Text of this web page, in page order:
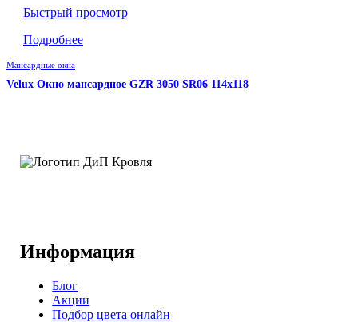
Быстрый просмотр
Подробнее
Мансардные окна
Velux Окно мансардное GZR 3050 SR06 114х118
Информация
Блог
Акции
Подбор цвета онлайн